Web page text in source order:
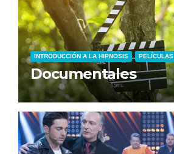
INTRODUCCIÓN A LA HIPNOSIS PELÍCULAS
Documentales